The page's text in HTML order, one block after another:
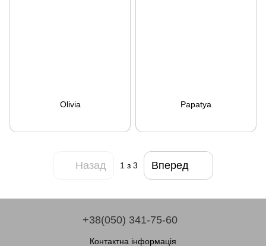
Olivia Papatya
Назад 1 з 3 Вперед
+38(050) 341-75-60
Контактна інформація